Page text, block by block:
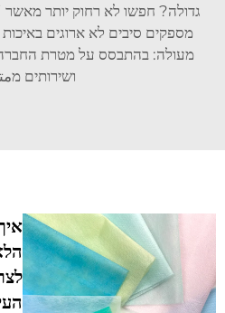
מספקים סיבים לא ארוגים
מעולה: בהתבסס על מטרת
ושירותים